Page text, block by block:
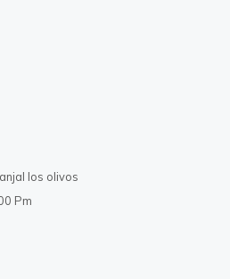
los olivos
Pm